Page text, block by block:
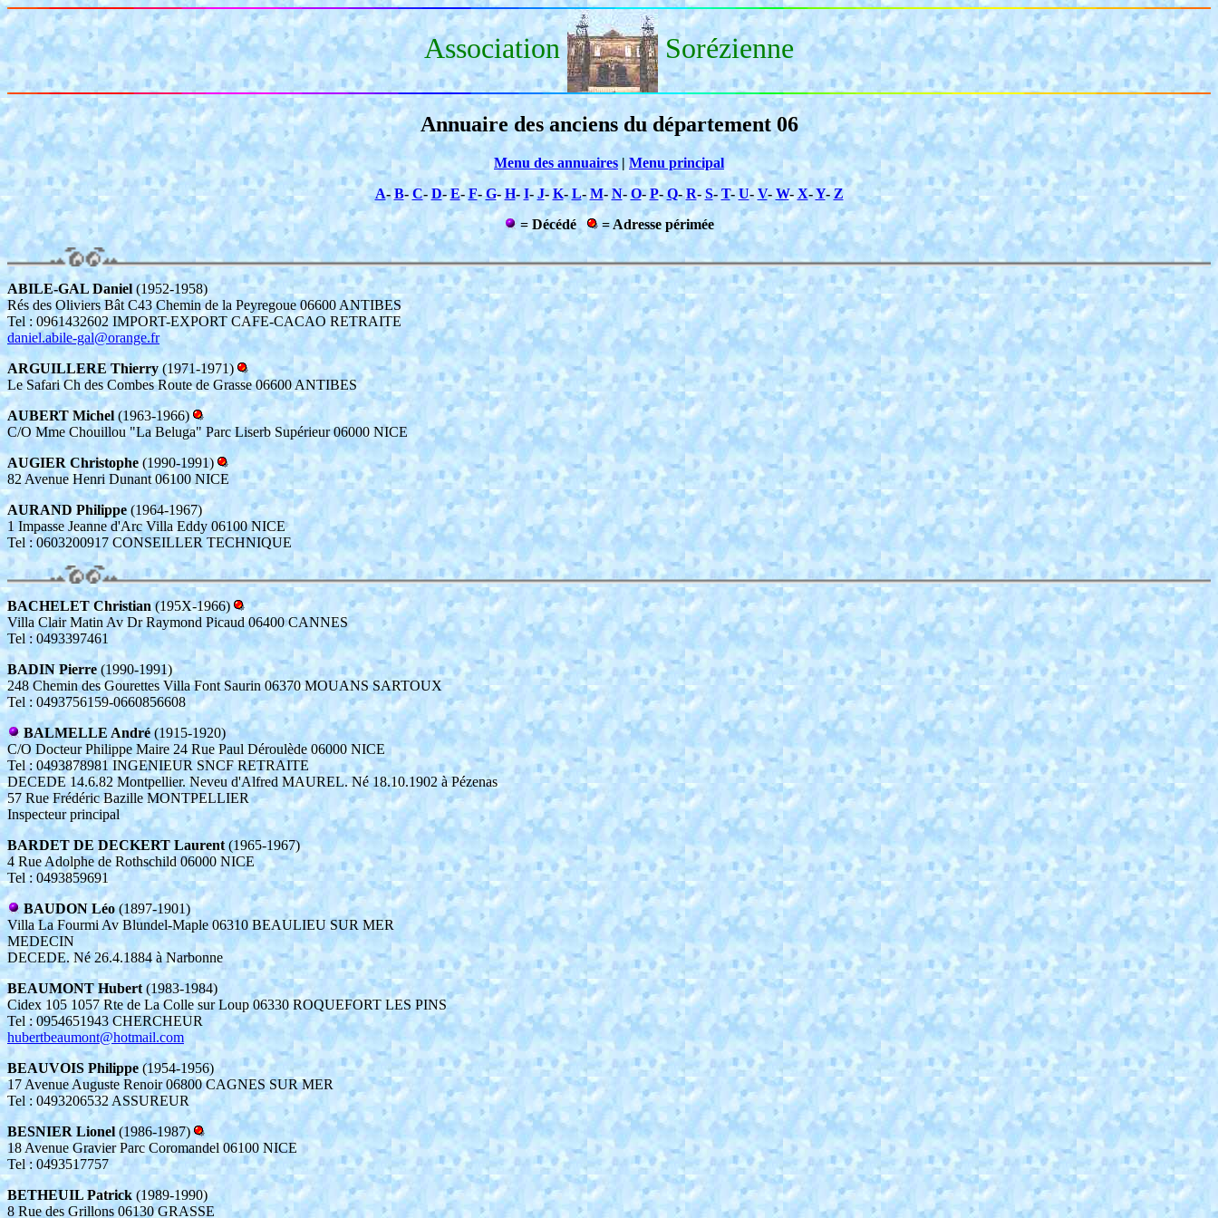
Association Sorézienne
Annuaire des anciens du département 06
Menu des annuaires | Menu principal
A-B- C- D-E-F-G- H- I-J- K-L-M- N- O-P-Q-R- S- T-U- V- W- X-Y-Z
= Décédé
= Adresse périmée
ABILE-GAL Daniel (1952-1958)
Rés des Oliviers Bât C43 Chemin de la Peyregoue 06600 ANTIBES
Tel : 0961432602 IMPORT-EXPORT CAFE-CACAO RETRAITE
daniel.abile-gal@orange.fr
ARGUILLERE Thierry(1971-1971)
Le Safari Ch des Combes Route de Grasse 06600 ANTIBES
AUBERT Michel (1963-1966)
C/O Mme Chouillou "La Beluga" Parc Liserb Supérieur 06000 NICE
AUGIER Christophe (1990-1991)
82 Avenue Henri Dunant 06100 NICE
AURAND Philippe (1964-1967)
1 Impasse Jeanne d'Arc Villa Eddy 06100 NICE
Tel : 0603200917 CONSEILLER TECHNIQUE
BACHELET Christian (195X-1966)
Villa Clair Matin Av Dr Raymond Picaud 06400 CANNES
Tel : 0493397461
BADIN Pierre (1990-1991)
248 Chemin des Gourettes Villa Font Saurin 06370 MOUANS SARTOUX
Tel : 0493756159-0660856608
BALMELLE André(1915-1920)
C/O Docteur Philippe Maire 24 Rue Paul Déroulède 06000 NICE
Tel : 0493878981 INGENIEUR SNCF RETRAITE
DECEDE 14.6.82 Montpellier. Neveu d'Alfred MAUREL. Né 18.10.1902 à Pézenas
57 Rue Frédéric Bazille MONTPELLIER
Inspecteur principal
BARDET DE DECKERT Laurent (1965-1967)
4 Rue Adolphe de Rothschild 06000 NICE
Tel : 0493859691
BAUDON Léo(1897-1901)
Villa La Fourmi Av Blundel-Maple 06310 BEAULIEU SUR MER
MEDECIN
DECEDE. Né 26.4.1884 à Narbonne
BEAUMONT Hubert (1983-1984)
Cidex 105 1057 Rte de La Colle sur Loup 06330 ROQUEFORT LES PINS
Tel : 0954651943 CHERCHEUR
hubertbeaumont@hotmail.com
BEAUVOIS Philippe(1954-1956)
17 Avenue Auguste Renoir 06800 CAGNES SUR MER
Tel : 0493206532 ASSUREUR
BESNIER Lionel (1986-1987)
18 Avenue Gravier Parc Coromandel 06100 NICE
Tel : 0493517757
BETHEUIL Patrick (1989-1990)
8 Rue des Grillons 06130 GRASSE